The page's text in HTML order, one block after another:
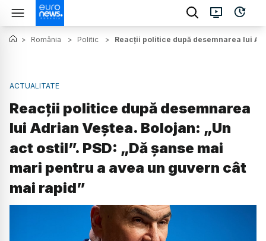
> România > Politic > Reacții politice după desemnarea lui
ACTUALITATE
Reacții politice după desemnarea
lui Adrian Veștea. Bolojan: „Un
act ostil”. PSD: „Dă șanse mai
mari pentru a avea un guvern cât
mai rapid”